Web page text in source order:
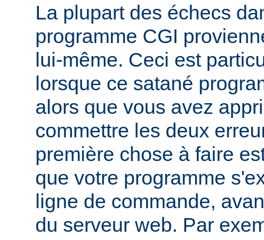
La plupart des échecs
programme CGI
lui-même. Ceci est
lorsque ce satané
alors que vous avez
commettre les deux
première chose à faire
que votre programme
ligne de commande,
du serveur web. Par